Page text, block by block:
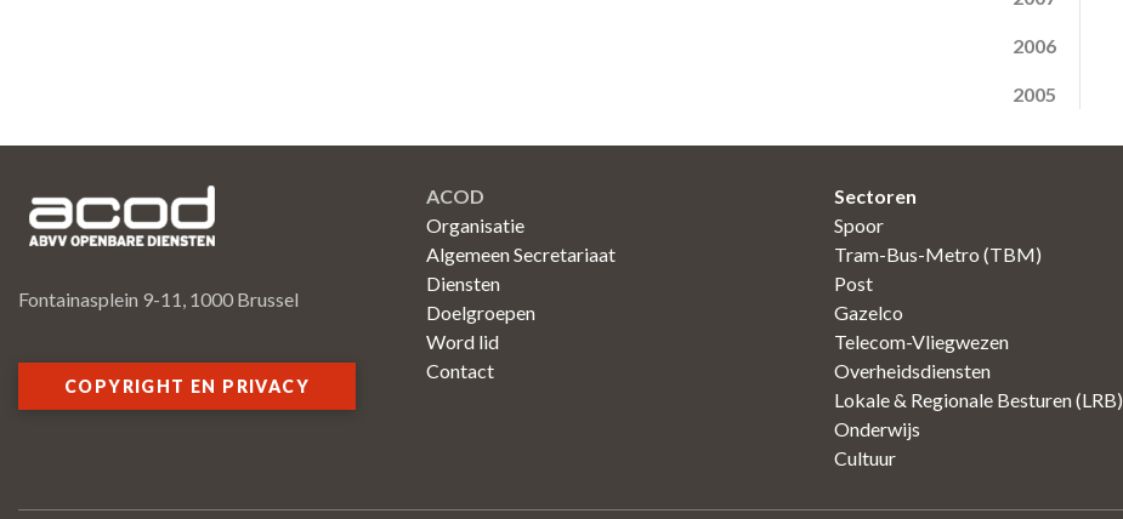
2006
2005
Fontainasplein 9-11, 1000 Brussel
COPYRIGHT EN PRIVACY
ACOD
Organisatie
Algemeen Secretariaat
Diensten
Doelgroepen
Word lid
Contact
Sectoren
Spoor
Tram-Bus-Metro (TBM)
Post
Gazelco
Telecom-Vliegwezen
Overheidsdiensten
Lokale & Regionale Besturen (LRB)
Onderwijs
Cultuur